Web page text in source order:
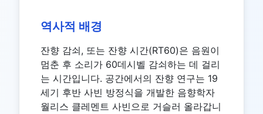
역사적 배경
잔향 감쇠, 또는 잔향 시간(RT60)은 음원이
멈춘 후 소리가 60데시벨 감쇠하는 데 걸리
는 시간입니다. 공간에서의 잔향 연구는 19
세기 후반 사빈 방정식을 개발한 음향학자
월리스 클레멘트 사빈으로 거슬러 올라갑니